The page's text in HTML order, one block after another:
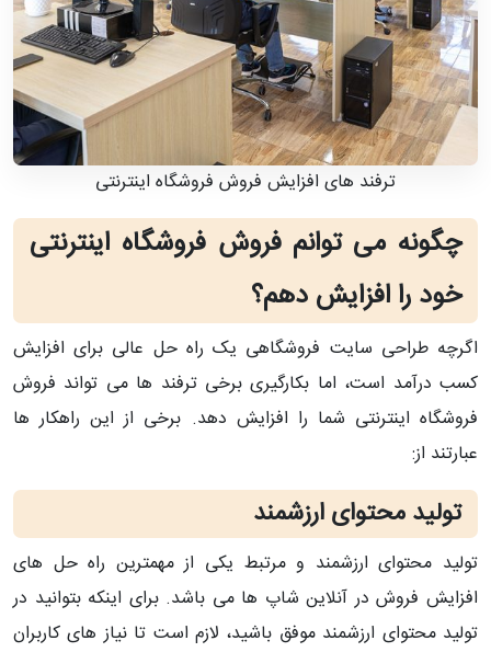
ترفند های افزایش فروش فروشگاه اینترنتی
چگونه می توانم فروش فروشگاه اینترنتی
خود را افزایش دهم؟
اگرچه طراحی سایت فروشگاهی یک راه حل عالی برای افزایش
کسب درآمد است، اما بکارگیری برخی ترفند ها می تواند فروش
فروشگاه اینترنتی شما را افزایش دهد. برخی از این راهکار ها
عبارتند از:
تولید محتوای ارزشمند
تولید محتوای ارزشمند و مرتبط یکی از مهمترین راه حل های
افزایش فروش در آنلاین شاپ ها می باشد. برای اینکه بتوانید در
تولید محتوای ارزشمند موفق باشید، لازم است تا نیاز های کاربران